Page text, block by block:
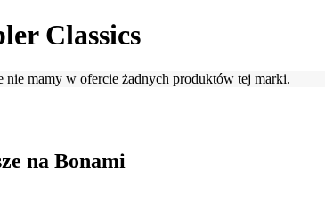
Classics
nie mamy w ofercie żadnych produktów tej marki.
na Bonami